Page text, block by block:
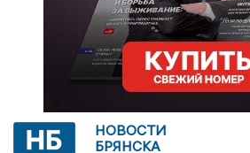
НОВОСТИ
БРЯНСКА